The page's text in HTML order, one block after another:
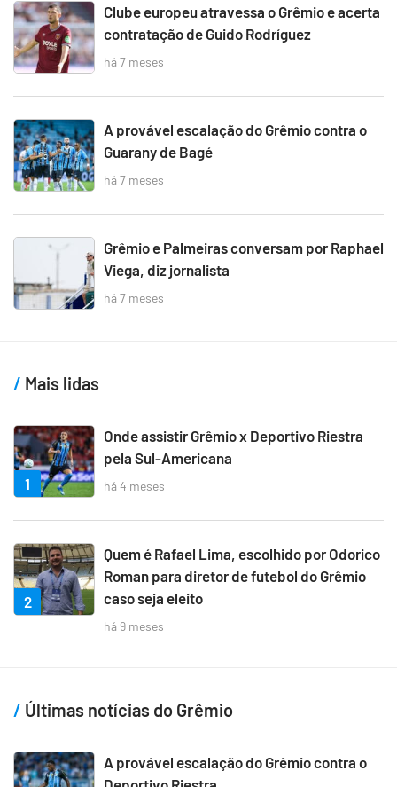
Clube europeu atravessa o Grêmio e acerta
contratação de Guido Rodríguez
há 7 meses
A provável escalação do Grêmio contra o
Guarany de Bagé
há 7 meses
Grêmio e Palmeiras conversam por Raphael
Viega, diz jornalista
há 7 meses
Mais lidas
1
Onde assistir Grêmio x Deportivo Riestra
pela Sul-Americana
há 4 meses
2
Quem é Rafael Lima, escolhido por Odorico
Roman para diretor de futebol do Grêmio
caso seja eleito
há 9 meses
Últimas notícias do Grêmio
A provável escalação do Grêmio contra o